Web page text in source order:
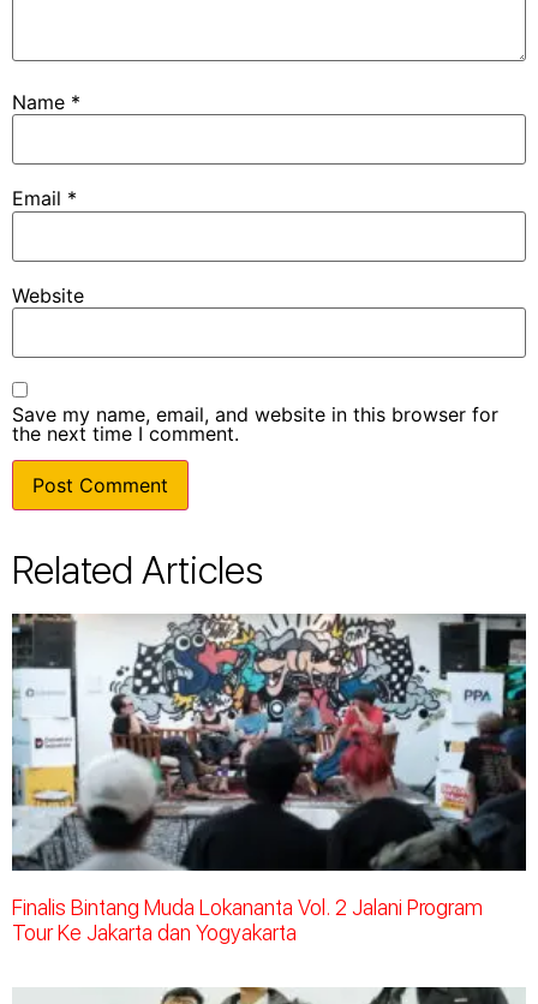
Name *
Email *
Website
Save my name, email, and website in this browser for
the next time I comment.
Related Articles
Finalis Bintang Muda Lokananta Vol. 2 Jalani Program
Tour Ke Jakarta dan Yogyakarta